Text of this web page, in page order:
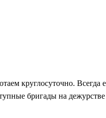
круглосуточно. Всегда
бригады на дежурстве